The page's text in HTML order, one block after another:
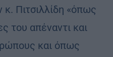
Πιτσιλλίδη «όπως
του απέναντι και
και όπως